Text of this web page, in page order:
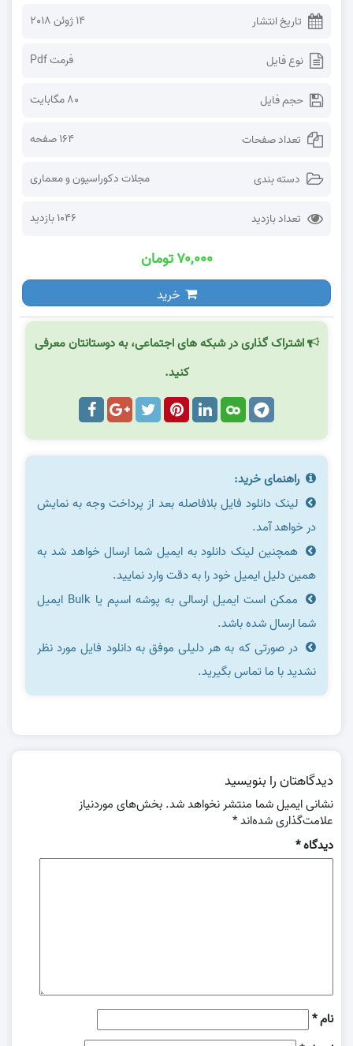
تاریخ انتشار 14 ژوئن 2018
نوع فایل فرمت Pdf
حجم فایل 80 مگابایت
تعداد صفحات 164 صفحه
دسته بندی مجلات دکوراسیون و معماری
تعداد بازدید 1046 بازدید
۷۰,۰۰۰ تومان
خرید
اشتراک گذاری در شبکه های اجتماعی، به دوستانتان معرفی
کنید.
راهنمای خرید:
لینک دانلود فایل بلافاصله بعد از پرداخت وجه به نمایش
در خواهد آمد.
همچنین لینک دانلود به ایمیل شما ارسال خواهد شد به
همین دلیل ایمیل خود را به دقت وارد نمایید.
ممکن است ایمیل ارسالی به پوشه اسپم یا Bulk ایمیل
شما ارسال شده باشد.
در صورتی که به هر دلیلی موفق به دانلود فایل مورد نظر
نشدید با ما تماس بگیرید.
دیدگاهتان را بنویسید
نشانی ایمیل شما منتشر نخواهد شد. بخش‌های موردنیاز
علامت‌گذاری شده‌اند*
دیدگاه*
نام*